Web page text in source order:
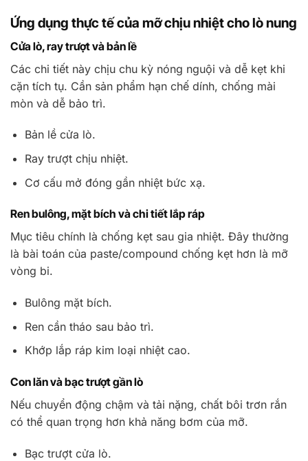
Ứng dụng thực tế của mỡ chịu nhiệt cho lò nung
Cửa lò, ray trượt và bản lề
Các chi tiết này chịu chu kỳ nóng nguội và dễ kẹt khi
cặn tích tụ. Cần sản phẩm hạn chế dính, chống mài
mòn và dễ bảo trì.
Bản lề cửa lò.
Ray trượt chịu nhiệt.
Cơ cấu mở đóng gần nhiệt bức xạ.
Ren bulông, mặt bích và chi tiết lắp ráp
Mục tiêu chính là chống kẹt sau gia nhiệt. Đây thường
là bài toán của paste/compound chống kẹt hơn là mỡ
vòng bi.
Bulông mặt bích.
Ren cần tháo sau bảo trì.
Khớp lắp ráp kim loại nhiệt cao.
Con lăn và bạc trượt gần lò
Nếu chuyển động chậm và tải nặng, chất bôi trơn rắn
có thể quan trọng hơn khả năng bơm của mỡ.
Bạc trượt cửa lò.